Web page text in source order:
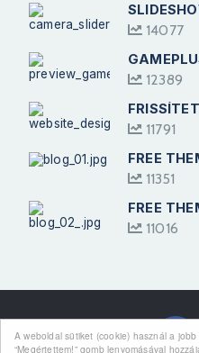
A weboldal sütiket (cookie) használ a
“Megértettem!” gomb lenyomásával
14077
12389
11791
FREE
11351
FREE
11016
Kövess Minket